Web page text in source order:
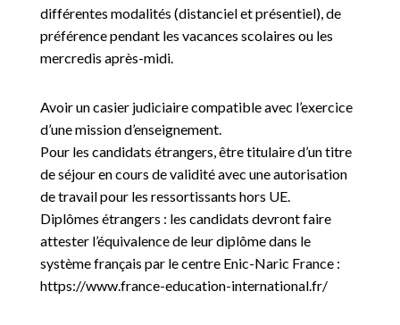
différentes modalités (distanciel et présentiel), de
préférence pendant les vacances scolaires ou les
mercredis après-midi.
Avoir un casier judiciaire compatible avec l’exercice
d’une mission d’enseignement.
Pour les candidats étrangers, être titulaire d’un titre
de séjour en cours de validité avec une autorisation
de travail pour les ressortissants hors UE.
Diplômes étrangers : les candidats devront faire
attester l’équivalence de leur diplôme dans le
système français par le centre Enic-Naric France :
https://www.france-education-international.fr/